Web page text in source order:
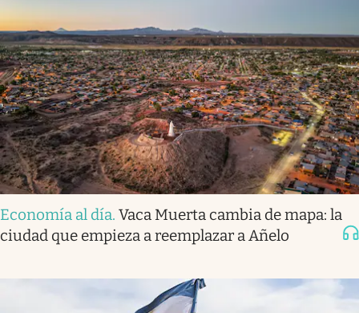
Economía al día. Vaca Muerta cambia de mapa: la
ciudad que empieza a reemplazar a Añelo